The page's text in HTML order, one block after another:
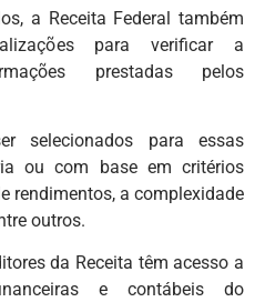
a Receita Federal também
para verificar a
prestadas pelos
selecionados para essas
ou com base em critérios
rendimentos, a complexidade
outros.
da Receita têm acesso a
e contábeis do